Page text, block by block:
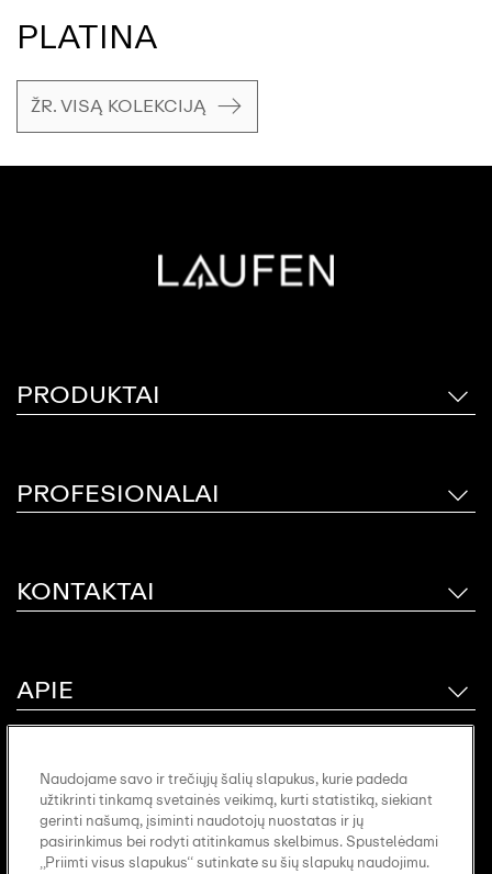
PLATINA
ŽR. VISĄ KOLEKCIJĄ
PRODUKTAI
PROFESIONALAI
KONTAKTAI
APIE
Svetainės turinys Leidimo duomenys
Naudojame savo ir trečiųjų šalių slapukus, kurie padeda
užtikrinti tinkamą svetainės veikimą, kurti statistiką, siekiant
gerinti našumą, įsiminti naudotojų nuostatas ir jų
pasirinkimus bei rodyti atitinkamus skelbimus. Spustelėdami
„Priimti visus slapukus“ sutinkate su šių slapukų naudojimu.